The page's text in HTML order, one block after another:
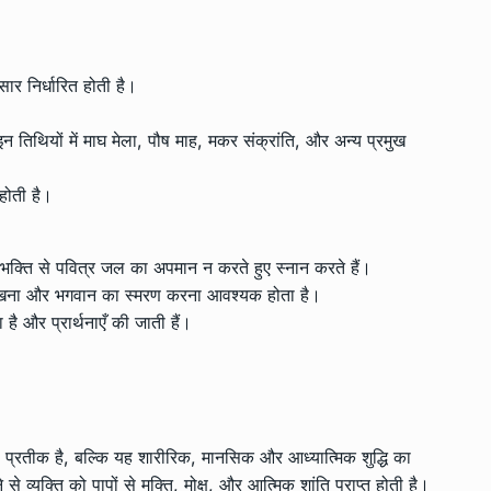
होती है।
तिथियों में माघ मेला, पौष माह, मकर संक्रांति, और अन्य प्रमुख
है।
से पवित्र जल का अपमान न करते हुए स्नान करते हैं।
और भगवान का स्मरण करना आवश्यक होता है।
और प्रार्थनाएँ की जाती हैं।
है, बल्कि यह शारीरिक, मानसिक और आध्यात्मिक शुद्धि का
को पापों से मुक्ति, मोक्ष, और आत्मिक शांति प्राप्त होती है।